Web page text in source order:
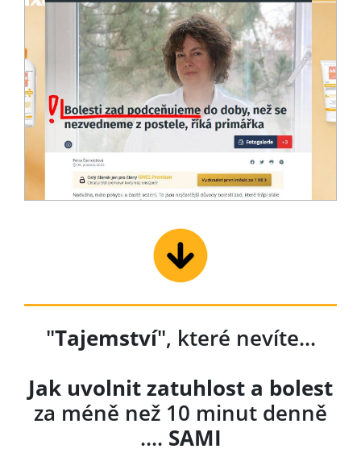
"Tajemství", které nevíte...
Jak uvolnit zatuhlost a bolest
za méně než 10 minut denně
.... SAMI